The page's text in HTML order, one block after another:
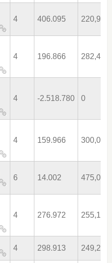
4 406.095
4 196.866
4 -2.518.780 0
4 159.966
6 14.002
4 276.972
4 298.913